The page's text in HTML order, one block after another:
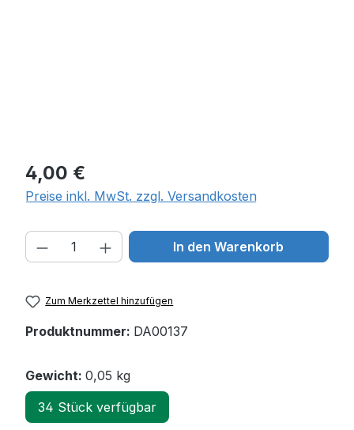
Regulärer Preis:
4,00 €
Preise inkl. MwSt. zzgl. Versandkosten
Produkt Anzahl: Gib den
In den Warenkorb
Zum Merkzettel hinzufügen
Produktnummer: DA00137
Gewicht: 0,05 kg
34 Stück verfügbar